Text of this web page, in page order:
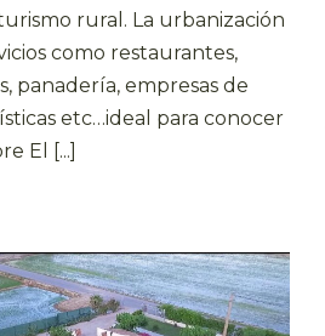
rural. La urbanización
como restaurantes,
panadería, empresas de
etc…ideal para conocer
El [...]